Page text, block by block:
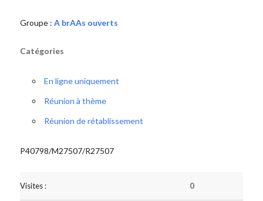
Groupe : A brAAs ouverts
Catégories
En ligne uniquement
Réunion à thème
Réunion de rétablissement
P40798/M27507/R27507
Visites : 0